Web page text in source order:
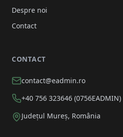
Despre noi
Contact
CONTACT
contact@eadmin.ro
+40 756 323646 (0756EADMIN)
Județul Mureș, România